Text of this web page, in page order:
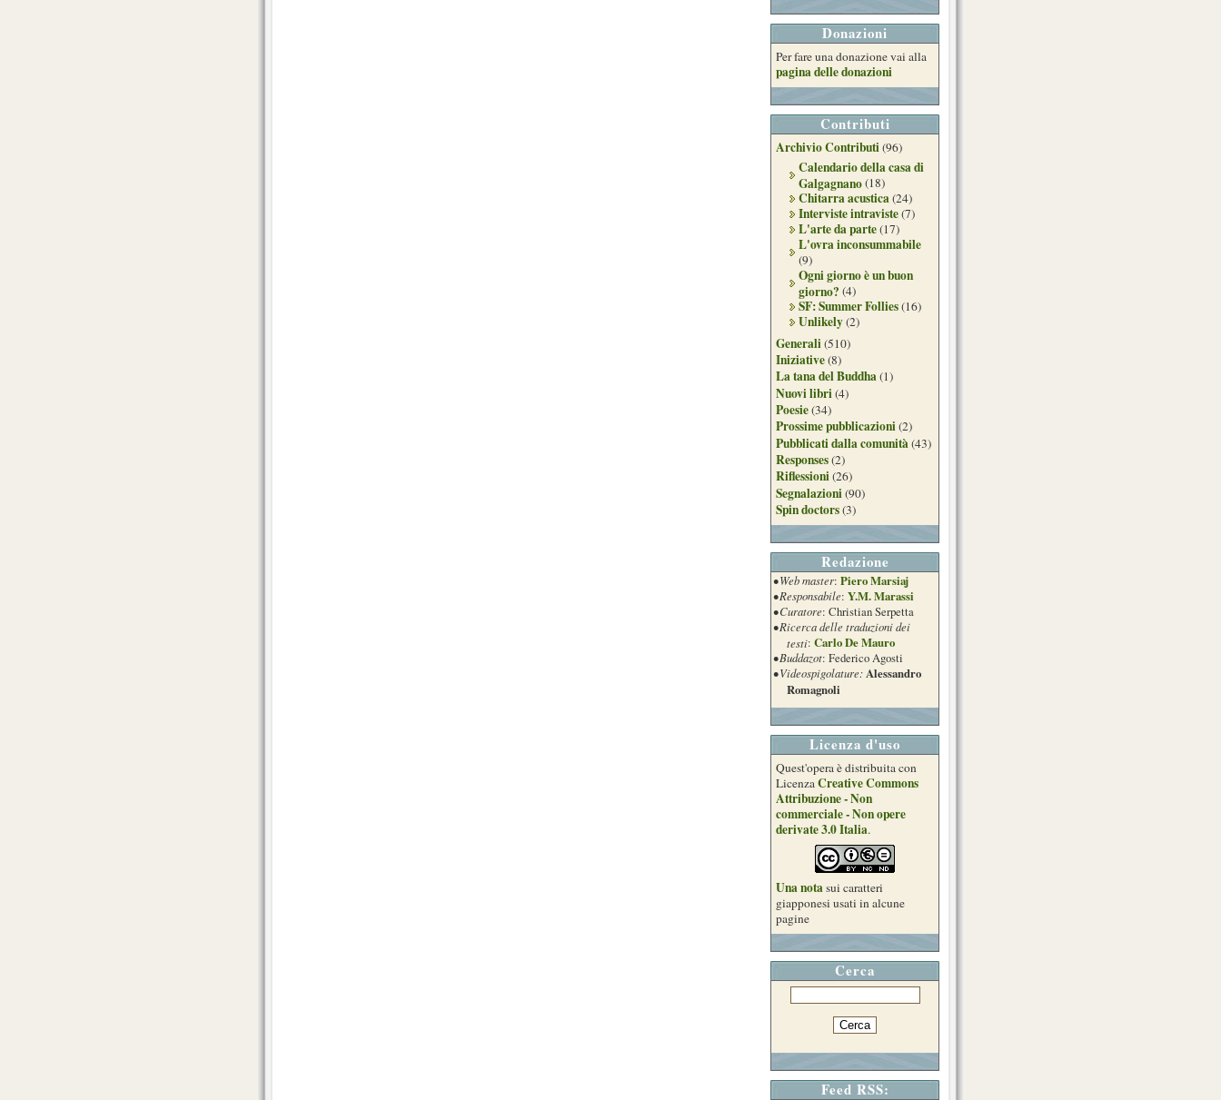
Donazioni
Per fare una donazione vai alla
pagina delle donazioni
Contributi
Archivio Contributi(96)
Calendario della casa di
Galgagnano(18)
Chitarra acustica(24)
Interviste intraviste(7)
L'arte da parte(17)
L'ovra inconsummabile
(9)
Ogni giorno è un buon
giorno? (4)
SF: Summer Follies(16)
Unlikely(2)
Generali(510)
Iniziative(8)
La tana del Buddha(1)
Nuovi libri(4)
Poesie(34)
Prossime pubblicazioni(2)
Pubblicati dalla comunità(43)
Responses(2)
Riflessioni(26)
Segnalazioni(90)
Spin doctors(3)
Redazione
• Web master: Piero Marsiaj
• Responsabile: Y.M. Marassi
• Curatore: Christian Serpetta
• Ricerca delle traduzioni dei
testi: Carlo De Mauro
• Buddazot: Federico Agosti
• Videospigolature:Alessandro
Romagnoli
Licenza d'uso
Quest'opera è distribuita con
LicenzaCreative Commons
Attribuzione - Non
commerciale - Non opere
derivate 3.0 Italia.
Una notasui caratteri
giapponesi usati in alcune
pagine
Cerca
Feed RSS: